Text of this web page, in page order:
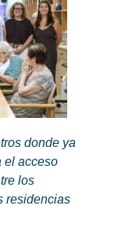
donde ya
el acceso
los
residencias